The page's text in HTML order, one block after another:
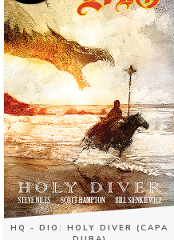
HQ - DIO: HOLY DIVER (CAPA